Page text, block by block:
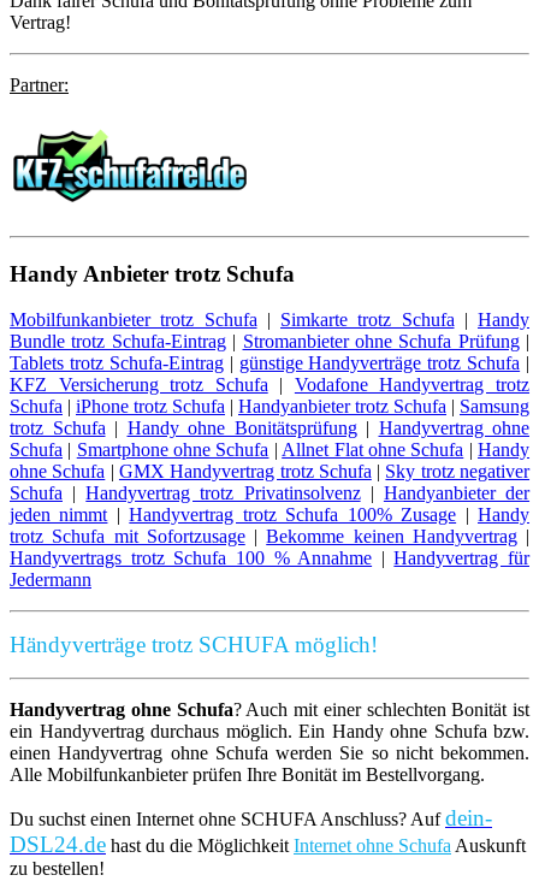
Vertrag!
Partner:
Handy Anbieter trotz Schufa
Mobilfunkanbieter trotz Schufa | Simkarte trotz Schufa | Handy
Bundle trotz Schufa-Eintrag| Stromanbieter ohne Schufa Prüfung|
Tablets trotz Schufa-Eintrag| günstige Handyverträge trotz Schufa |
KFZ Versicherung trotz Schufa | Vodafone Handyvertrag trotz
Schufa | iPhone trotz Schufa | Handyanbieter trotz Schufa | Samsung
trotz Schufa | Handy ohne Bonitätsprüfung| Handyvertrag ohne
Schufa | Smartphone ohne Schufa | Allnet Flat ohne Schufa |Handy
ohne Schufa | GMX Handyvertrag trotz Schufa | Sky trotz negativer
Schufa |Handyvertrag trotz Privatinsolvenz| Handyanbieter der
jeden nimmt |Handyvertrag trotz Schufa 100% Zusage |Handy
trotz Schufa mit Sofortzusage|Bekomme keinen Handyvertrag|
Handyvertrags trotz Schufa 100 % Annahme |Handyvertrag für
Jedermann
Händyverträge trotz SCHUFA möglich!
Handyvertrag ohne Schufa? Auch mit einer schlechten Bonität ist
ein Handyvertrag durchaus möglich. Ein Handy ohne Schufa bzw.
einen Handyvertrag ohne Schufa werden Sie so nicht bekommen.
Alle Mobilfunkanbieter prüfen Ihre Bonität im Bestellvorgang.
Du suchst einen Internet ohne SCHUFA Anschluss? Aufdein-
DSL24.de hast du die Möglichkeit Internet ohne Schufa Auskunft
zu bestellen!